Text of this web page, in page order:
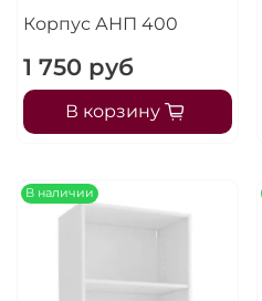
Корпус АНП 400
1 750 руб
В корзину
В наличии